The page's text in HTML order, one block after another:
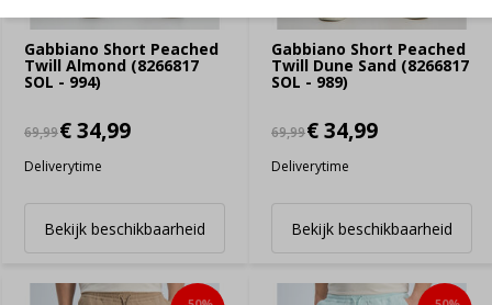
Gabbiano Short Peached
Twill Almond (8266817
SOL - 994)
69,99€ 34,99
Deliverytime
Bekijk beschikbaarheid
Gabbiano Short Peached
Twill Dune Sand (8266817
SOL - 989)
69,99€ 34,99
Deliverytime
Bekijk beschikbaarheid